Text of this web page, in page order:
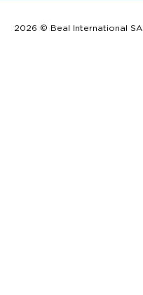
2026 © Beal International SA